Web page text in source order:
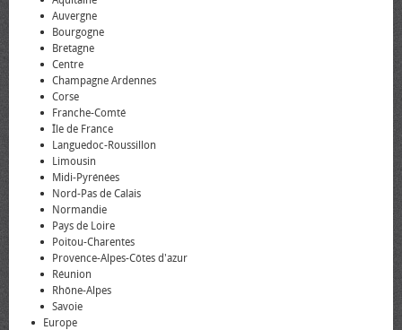
Auvergne
Bourgogne
Bretagne
Centre
Champagne Ardennes
Corse
Franche-Comté
Île de France
Languedoc-Roussillon
Limousin
Midi-Pyrénées
Nord-Pas de Calais
Normandie
Pays de Loire
Poitou-Charentes
Provence-Alpes-Côtes d'azur
Réunion
Rhône-Alpes
Savoie
Europe